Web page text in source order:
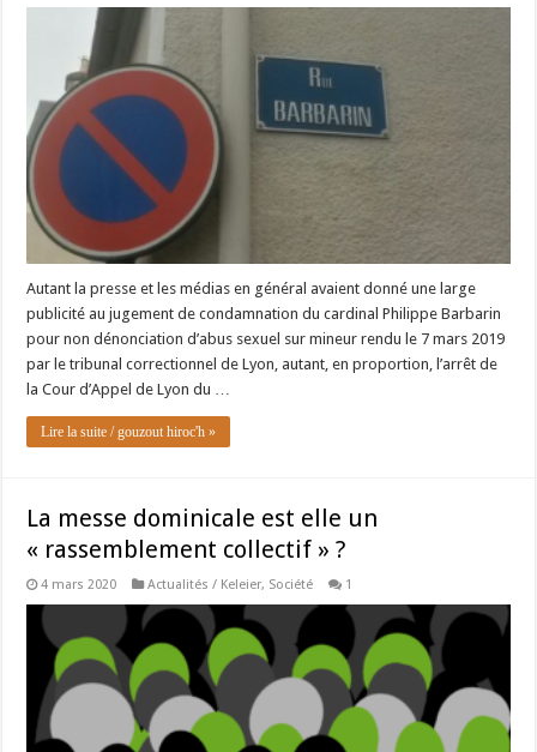
Autant la presse et les médias en général avaient donné une large
publicité au jugement de condamnation du cardinal Philippe Barbarin
pour non dénonciation d’abus sexuel sur mineur rendu le 7 mars 2019
par le tribunal correctionnel de Lyon, autant, en proportion, l’arrêt de
la Cour d’Appel de Lyon du …
Lire la suite / gouzout hiroc'h »
La messe dominicale est elle un
« rassemblement collectif » ?
4 mars 2020 Actualités / Keleier, Société 1